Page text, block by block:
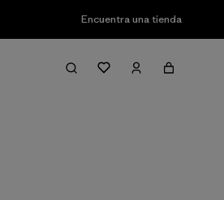
Encuentra una tienda
Filter & Sort